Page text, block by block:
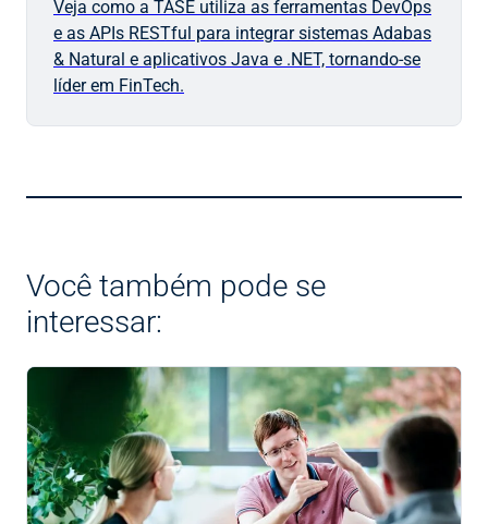
Veja como a TASE utiliza as ferramentas DevOps
e as APIs RESTful para integrar sistemas Adabas
& Natural e aplicativos Java e .NET, tornando-se
líder em FinTech.
Você também pode se
interessar: